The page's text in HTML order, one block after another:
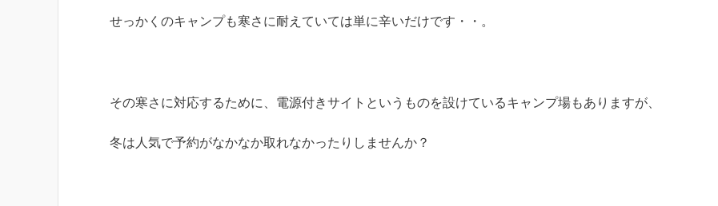
せっかくのキャンプも寒さに耐えていては単に辛いだけです・・。
その寒さに対応するために、電源付きサイトというものを設けているキャンプ場もありますが、
冬は人気で予約がなかなか取れなかったりしませんか？